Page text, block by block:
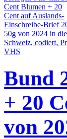
Bund
+ 20
von